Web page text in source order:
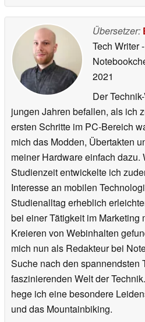
Übersetzer:
Tech Writer
2021
Der
jungen Jahren befallen, als ich
ersten Schritte im PC-Bereich
mich das Modden, Übertakten
meiner Hardware einfach dazu.
Studienzeit entwickelte ich
Interesse an mobilen
Studienalltag erheblich
bei einer Tätigkeit im Marketing
Kreieren von Webinhalten
mich nun als Redakteur bei
Suche nach den spannendsten
faszinierenden Welt der
hege ich eine besondere
und das Mountainbiking.